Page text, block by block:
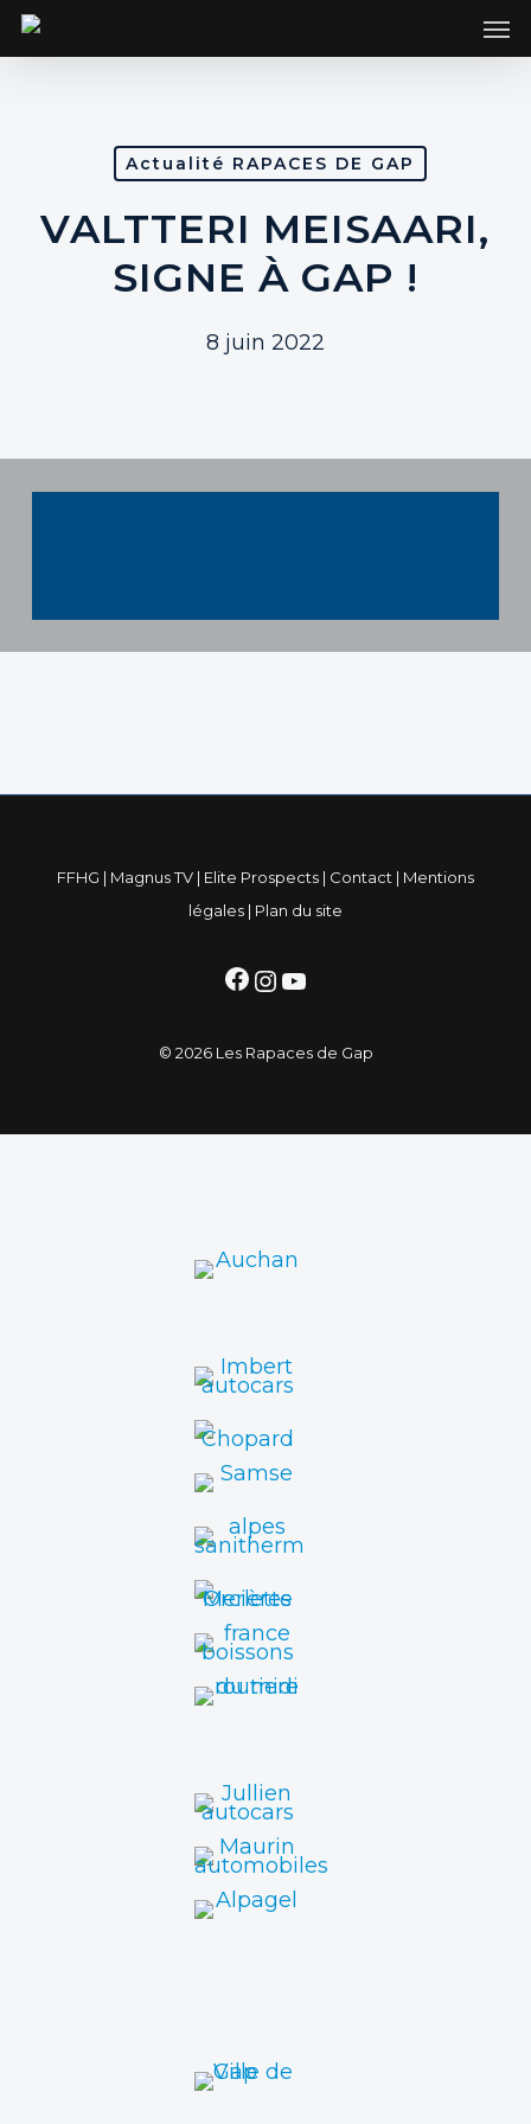
SKIP
Actualité RAPACES DE GAP
VALTTERI MEISAARI,
SIGNE À GAP !
8 juin 2022
FFHG | Magnus TV | Elite Prospects | Contact | Mentions
légales | Plan du site
Facebook Instagram
© 2026 Les Rapaces de Gap